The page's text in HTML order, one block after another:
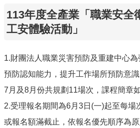
113年度全產業「職業安全
工安體驗活動」
1.財團法人職業災害預防及重建中心
預防認知能力，提升工作場所預防意
7月及8月份共規劃11場次，課程簡章如
2.受理報名期間為6月3日(一)起至每場
或報名額滿截止，依報名優先順序為